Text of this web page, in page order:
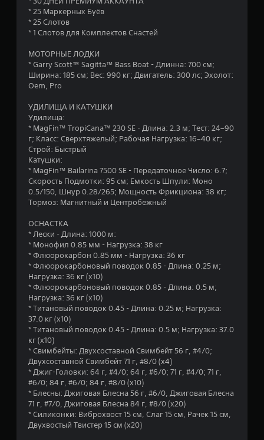
* 25 Маркерных Буёв
* 25 Слотов
* 1 Слотов для Комплектов Снастей
МОТОРНЫЕ ЛОДКИ
* Garry Scott™ Sagitta™ Bass Boat - Длинна: 700 см;
Ширина: 185 см; Вес: 990 кг; Двигатель: 300 лс; Эхолот:
Oem, Pro
УДИЛИЩА И КАТУШКИ
Удилища:
* MagFin™ TropiCana™ 230 SE - Длина: 2.3 м; Тест: 24–90
г; Класс: Сверхтяжелый; Рабочая Нагрузка: 16–40 кг;
Строй: Быстрый
Катушки:
* MagFin™ Bailarina 7500 SE - Передаточное Число: 6.7;
Скорость Подмотки: 95 см; Емкость Шпули: Моно
0.5/150, Шнур 0.28/265; Мощность Фрикциона: 38 кг;
Тормоз: Магнитный и Центробежный
ОСНАСТКА
* Лески - Длина: 1000 м:
* Монофил 0.85 мм - Нагрузка: 38 кг
* Флюорокарбон 0.85 мм - Нагрузка: 36 кг
* Флюорокарбоновый поводок 0.85 - Длина: 0.25 м;
Нагрузка: 36 кг (x10)
* Флюорокарбоновый поводок 0.85 - Длина: 0.5 м;
Нагрузка: 36 кг (x10)
* Титановый поводок 0.45 - Длина: 0.25 м; Нагрузка:
37.0 кг (x10)
* Титановый поводок 0.45 - Длина: 0.5 м; Нагрузка: 37.0
кг (x10)
* Свимбейты: Двухсоставной Свимбейт 56 г, #4/0;
Двухсоставной Свимбейт 71 г, #8/0 (x4)
* Джиг-Головки: 64 г, #4/0; 64 г, #6/0; 71 г, #4/0; 71 г,
#6/0; 84 г, #6/0; 84 г, #8/0 (x10)
* Блесны: Джиговая Блесна 56 г, #6/0, Джиговая Блесна
71 г, #7/0, Джиговая Блесна 84 г, #8/0 (x20)
* Силиконки: Виброхвост 15 см, Слаг 15 см, Рачек 15 см,
Двухвостый Твистер 15 см (x20)